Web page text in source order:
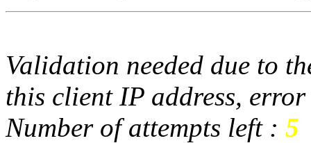
Validation needed due to
this client IP address,
Number of attempts left : 5